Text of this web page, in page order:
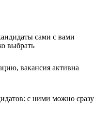
сами с вами
выбрать
вакансия активна
с ними можно сразу